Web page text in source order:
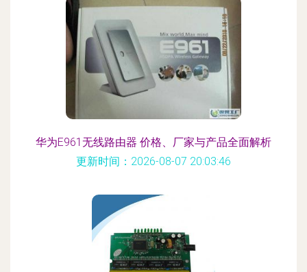
华为E961无线路由器 价格、厂家与产品全面解析
更新时间：2026-08-07 20:03:46